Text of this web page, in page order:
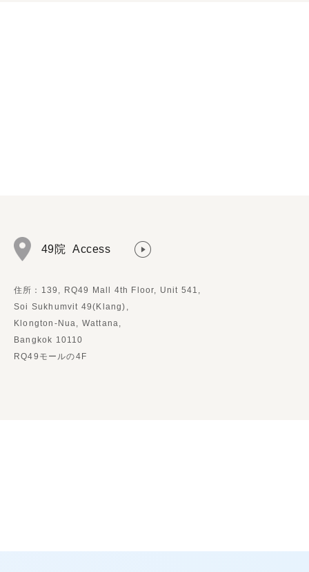
49院 Access
住所：139, RQ49 Mall 4th Floor, Unit 541,
Soi Sukhumvit 49(Klang),
Klongton-Nua, Wattana,
Bangkok 10110
RQ49モールの4F